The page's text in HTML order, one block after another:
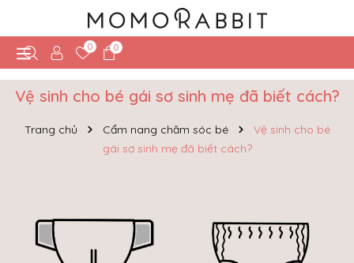
0 0
Vệ sinh cho bé gái sơ sinh mẹ đã biết cách?
Trang chủ Cẩm nang chăm sóc bé
Vệ sinh cho bé
gái sơ sinh mẹ đã biết cách?